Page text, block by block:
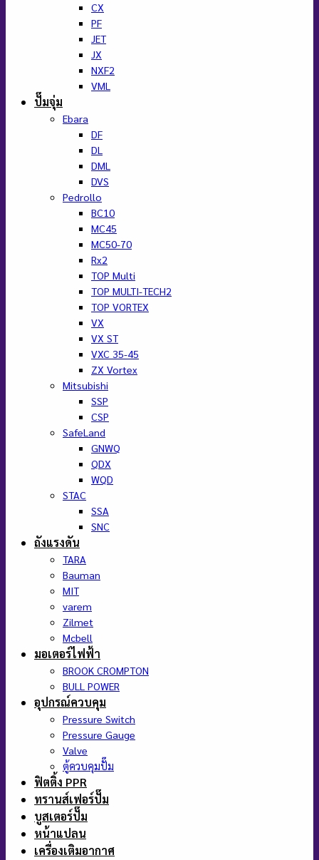
CX
PF
JET
JX
NXF2
VML
ปั๊มจุ่ม
Ebara
DF
DL
DML
DVS
Pedrollo
BC10
MC45
MC50-70
Rx2
TOP Multi
TOP MULTI-TECH2
TOP VORTEX
VX
VX ST
VXC 35-45
ZX Vortex
Mitsubishi
SSP
CSP
SafeLand
GNWQ
QDX
WQD
STAC
SSA
SNC
ถังแรงดัน
TARA
Bauman
MIT
varem
Zilmet
Mcbell
มอเตอร์ไฟฟ้า
BROOK CROMPTON
BULL POWER
อุปกรณ์ควบคุม
Pressure Switch
Pressure Gauge
Valve
ตู้ควบคุมปั๊ม
ฟิตติ้ง PPR
ทรานส์เฟอร์ปั๊ม
บูสเตอร์ปั๊ม
หน้าแปลน
เครื่องเติมอากาศ